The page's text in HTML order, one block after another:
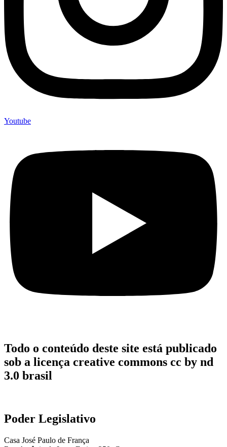
Youtube
Todo o conteúdo deste site está publicado
sob a licença creative commons cc by nd
3.0 brasil
Poder Legislativo
Casa José Paulo de França